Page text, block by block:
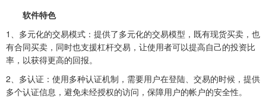
软件特色
1、多元化的交易模式：提供了多元化的交易模型，既有现货买卖，也
有合同买卖，同时也支援杠杆交易，让使用者可以提高自己的投资比
率，以获得更高的回报。
2、多认证：使用多种认证机制，需要用户在登陆、交易的时候，提供
多个认证信息，避免未经授权的访问，保障用户的帐户的安全性。